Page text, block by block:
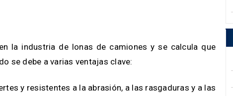
la industria de lonas de camiones y se calcula que
se debe a varias ventajas clave:
y resistentes a la abrasión, a las rasgaduras y a las